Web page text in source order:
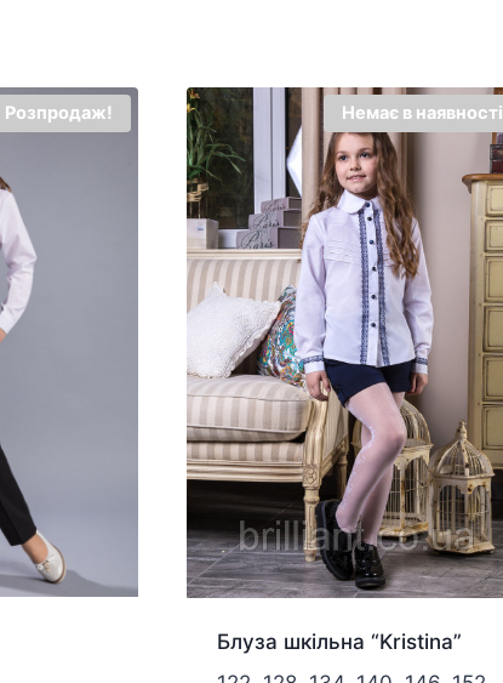
Розпродаж! Немає в наявності
Блуза шкільна “Kristina”